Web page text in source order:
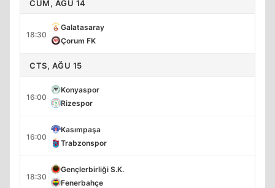
CUM, AĞU 14
18:30
Galatasaray
Çorum FK
CTS, AĞU 15
16:00
Konyaspor
Rizespor
16:00
Kasımpaşa
Trabzonspor
18:30
Gençlerbirliği S.K.
Fenerbahçe